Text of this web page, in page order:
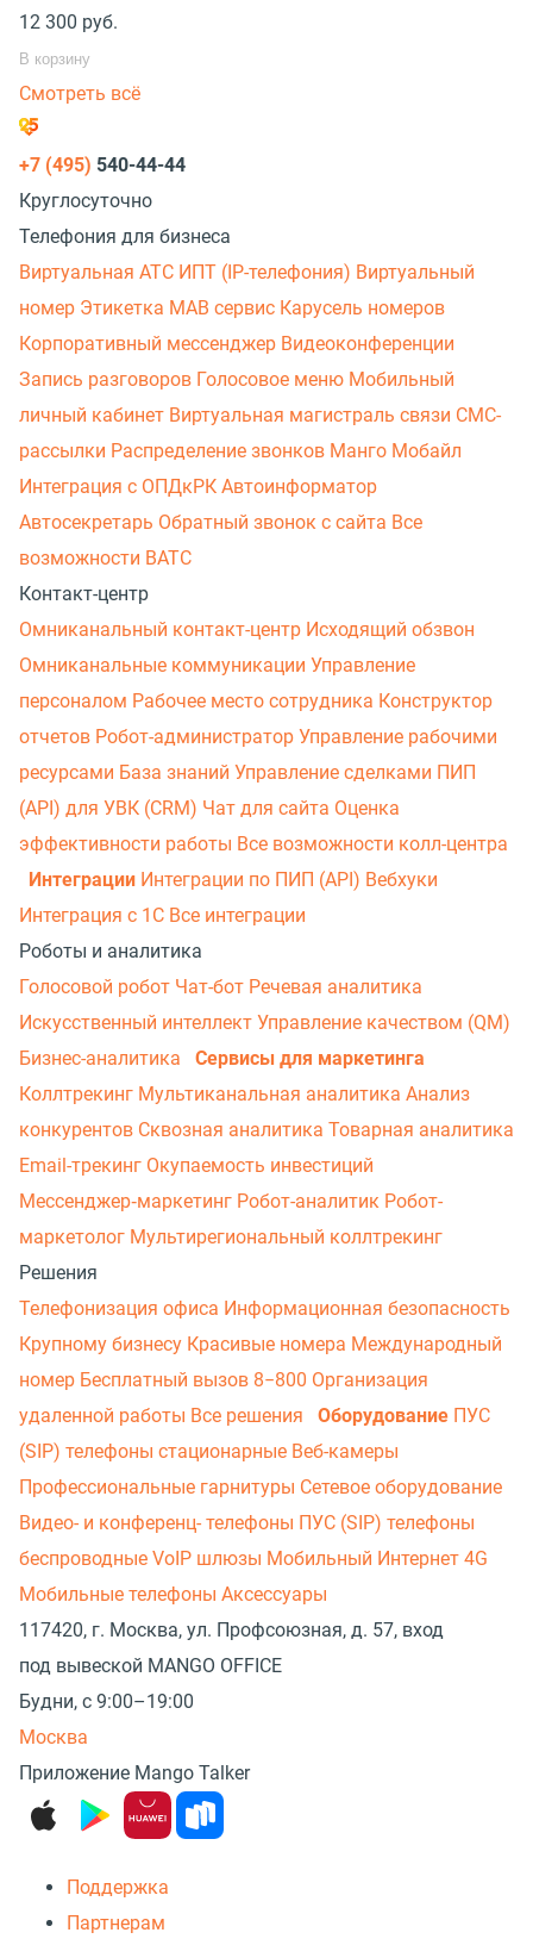
12 300 руб.
В корзину
Смотреть всё
+7 (495) 540-44-44
Круглосуточно
Телефония для бизнеса
Виртуальная АТС ИПТ (IP-телефония) Виртуальный
номер Этикетка МАВ сервис Карусель номеров
Корпоративный мессенджер Видеоконференции
Запись разговоров Голосовое меню Мобильный
личный кабинет Виртуальная магистраль связи СМС-
рассылки Распределение звонков Манго Мобайл
Интеграция с ОПДкРК Автоинформатор
Автосекретарь Обратный звонок с сайта Все
возможности ВАТС
Контакт-центр
Омниканальный контакт-центр Исходящий обзвон
Омниканальные коммуникации Управление
персоналом Рабочее место сотрудника Конструктор
отчетов Робот-администратор Управление рабочими
ресурсами База знаний Управление сделками ПИП
(API) для УВК (CRM) Чат для сайта Оценка
эффективности работы Все возможности колл-центра
Интеграции Интеграции по ПИП (API) Вебхуки
Интеграция с 1С Все интеграции
Роботы и аналитика
Голосовой робот Чат-бот Речевая аналитика
Искусственный интеллект Управление качеством (QM)
Бизнес-аналитика
Сервисы для маркетинга
Коллтрекинг Мультиканальная аналитика Анализ
конкурентов Сквозная аналитика Товарная аналитика
Email-трекинг Окупаемость инвестиций
Мессенджер‑маркетинг Робот-аналитик Робот-
маркетолог Мультирегиональный коллтрекинг
Решения
Телефонизация офиса Информационная безопасность
Крупному бизнесу Красивые номера Международный
номер Бесплатный вызов 8−800 Организация
удаленной работы Все решения Оборудование ПУС
(SIP) телефоны стационарные Веб-камеры
Профессиональные гарнитуры Сетевое оборудование
Видео- и конференц- телефоны ПУС (SIP) телефоны
беспроводные VoIP шлюзы Мобильный Интернет 4G
Мобильные телефоны Аксессуары
117420, г. Москва, ул. Профсоюзная, д. 57, вход
под вывеской MANGO OFFICE
Будни, с 9:00–19:00
Москва
Приложение Mango Talker
Поддержка
Партнерам